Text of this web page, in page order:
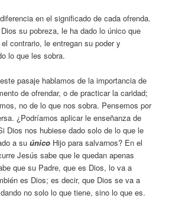
en el significado de cada ofrenda.
su pobreza, le ha dado lo único que
contrario, le entregan su poder y
lo que les sobra.
pasaje hablamos de la importancia de
de ofrendar, o de practicar la caridad;
no de lo que nos sobra. Pensemos por
¿Podríamos aplicar le enseñanza de
Dios nos hubiese dado solo de lo que le
a suúnico Hijo para salvarnos? En el
Jesús sabe que le quedan apenas
que su Padre, que es Dios, lo va a
es Dios; es decir, que Dios se va a
no solo lo que tiene, sino lo que es.